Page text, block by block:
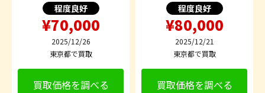
程度良好
¥70,000
2025/12/26
東京都で買取
買取価格を調べる
程度良好
¥80,000
2025/12/21
東京都で買取
買取価格を調べる